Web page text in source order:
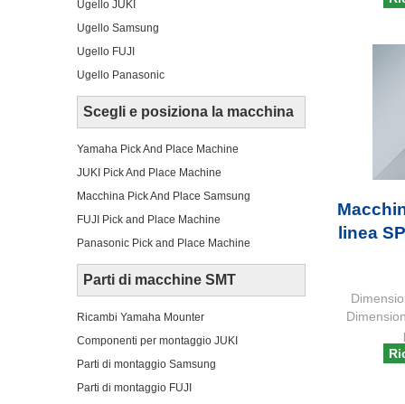
Ugello JUKI
Ugello Samsung
Ugello FUJI
Ugello Panasonic
Scegli e posiziona la macchina
Yamaha Pick And Place Machine
JUKI Pick And Place Machine
Macchina Pick And Place Samsung
FUJI Pick and Place Machine
Panasonic Pick and Place Machine
Parti di macchine SMT
Ricambi Yamaha Mounter
Componenti per montaggio JUKI
Parti di montaggio Samsung
Parti di montaggio FUJI
linea